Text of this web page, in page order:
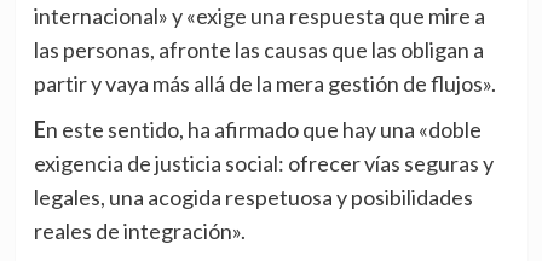
internacional» y «exige una respuesta que mire a
las personas, afronte las causas que las obligan a
partir y vaya más allá de la mera gestión de flujos».
En este sentido, ha afirmado que hay una «doble
exigencia de justicia social: ofrecer vías seguras y
legales, una acogida respetuosa y posibilidades
reales de integración».